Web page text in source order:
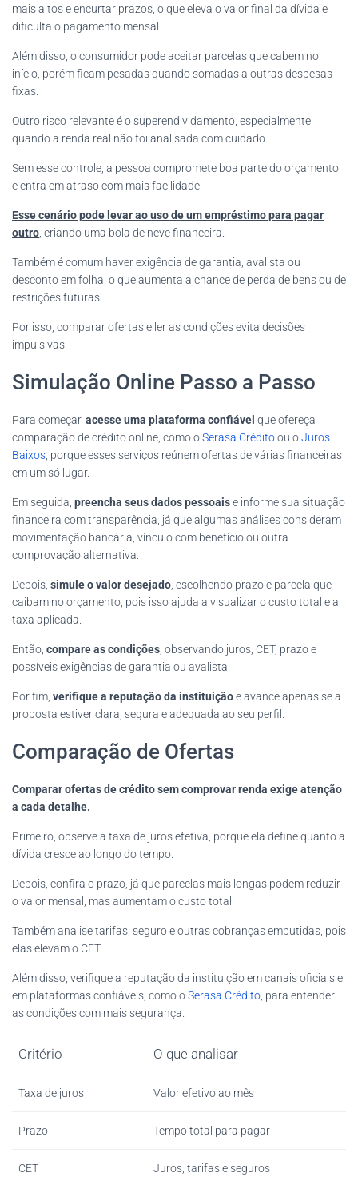
mais altos e encurtar prazos, o que eleva o valor final da dívida e
dificulta o pagamento mensal.
Além disso, o consumidor pode aceitar parcelas que cabem no
início, porém ficam pesadas quando somadas a outras despesas
fixas.
Outro risco relevante é o superendividamento, especialmente
quando a renda real não foi analisada com cuidado.
Sem esse controle, a pessoa compromete boa parte do orçamento
e entra em atraso com mais facilidade.
Esse cenário pode levar ao uso de um empréstimo para pagar
outro , criando uma bola de neve financeira.
Também é comum haver exigência de garantia, avalista ou
desconto em folha, o que aumenta a chance de perda de bens ou de
restrições futuras.
Por isso, comparar ofertas e ler as condições evita decisões
impulsivas.
Simulação Online Passo a Passo
Para começar, acesse uma plataforma confiável que ofereça
comparação de crédito online, como oSerasa Créditoou oJuros
Baixos , porque esses serviços reúnem ofertas de várias financeiras
em um só lugar.
Em seguida, preencha seus dados pessoaise informe sua situação
financeira com transparência, já que algumas análises consideram
movimentação bancária, vínculo com benefício ou outra
comprovação alternativa.
Depois, simule o valor desejado , escolhendo prazo e parcela que
caibam no orçamento, pois isso ajuda a visualizar o custo total e a
taxa aplicada.
Então, compare as condições , observando juros, CET, prazo e
possíveis exigências de garantia ou avalista.
Por fim, verifique a reputação da instituiçãoe avance apenas se a
proposta estiver clara, segura e adequada ao seu perfil.
Comparação de Ofertas
Comparar ofertas de crédito sem comprovar renda exige atenção
a cada detalhe.
Primeiro, observe a taxa de juros efetiva, porque ela define quanto a
dívida cresce ao longo do tempo.
Depois, confira o prazo, já que parcelas mais longas podem reduzir
o valor mensal, mas aumentam o custo total.
Também analise tarifas, seguro e outras cobranças embutidas, pois
elas elevam o CET.
Além disso, verifique a reputação da instituição em canais oficiais e
em plataformas confiáveis, como oSerasa Crédito , para entender
as condições com mais segurança.
Critério O que analisar
Taxa de juros Valor efetivo ao mês
Prazo Tempo total para pagar
CET Juros, tarifas e seguros